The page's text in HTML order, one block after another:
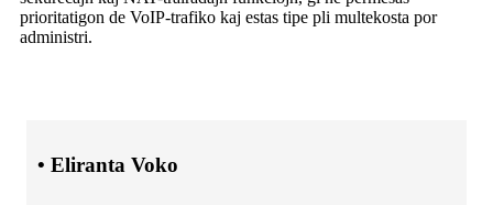
prioritatigon de VoIP-trafiko kaj estas tipe pli multekosta por
administri.
• Eliranta Voko